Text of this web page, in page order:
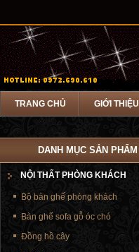
TRANG CHỦ GIỚI THIỆU
DANH MỤC SẢN PHẨM
NỘI THẤT PHÒNG KHÁCH
Bộ bàn ghế phòng khách
Bàn ghế sofa gỗ óc chó
Đồng hồ cây